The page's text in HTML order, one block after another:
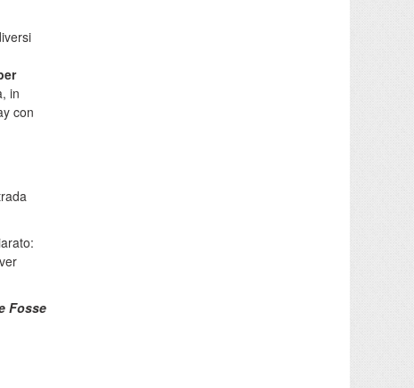
in
con
Fosse